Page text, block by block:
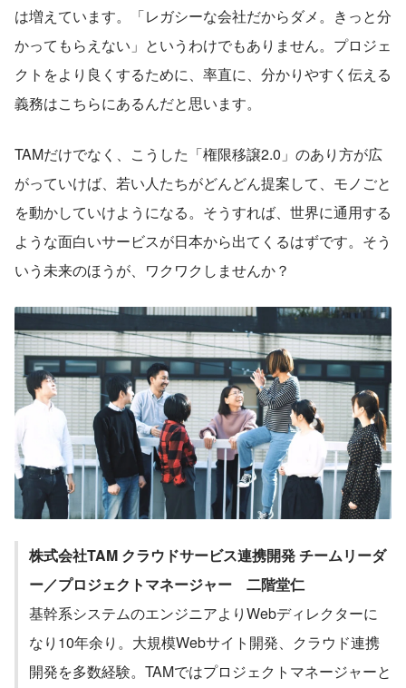
は増えています。「レガシーな会社だからダメ。きっと分
かってもらえない」というわけでもありません。プロジェ
クトをより良くするために、率直に、分かりやすく伝える
義務はこちらにあるんだと思います。
TAMだけでなく、こうした「権限移譲2.0」のあり方が広
がっていけば、若い人たちがどんどん提案して、モノごと
を動かしていけようになる。そうすれば、世界に通用する
ような面白いサービスが日本から出てくるはずです。そう
いう未来のほうが、ワクワクしませんか？
株式会社TAM クラウドサービス連携開発 チームリーダ
ー／プロジェクトマネージャー　二階堂仁
基幹系システムのエンジニアよりWebディレクターに
なり10年余り。大規模Webサイト開発、クラウド連携
開発を多数経験。TAMではプロジェクトマネージャーと